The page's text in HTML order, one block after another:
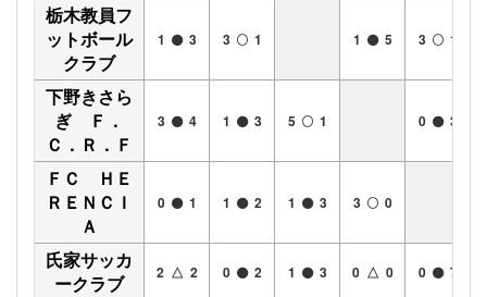
栃木教員フ
ットボール
クラブ
1 3 3 1 1 5 3 1
下野きさら
ぎ Ｆ．
Ｃ．Ｒ．Ｆ
3 4 1 3 5 1 0 3
ＦＣ ＨＥ
ＲＥＮＣＩ
Ａ
0 1 1 2 1 3 3 0
氏家サッカ
ークラブ
2 △ 2 0 2 1 3 0 △ 0 0 7